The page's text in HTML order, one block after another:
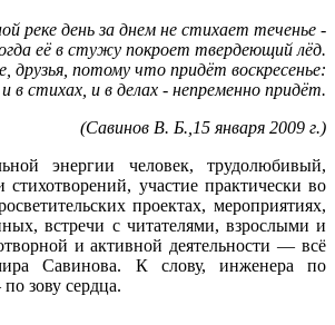
реке день за днем не стихает теченье -
её в стужу покроет твердеющий лёд.
друзья, потому что придёт воскресенье:
в стихах, и в делах - непременно придёт.
(Савинов В. Б.,15 января 2009 г.)
энергии человек, трудолюбивый,
участие практически во
проектах, мероприятиях,
встречи с читателями, взрослыми и
и активной деятельности — всё
Савинова. К слову, инженера по
зову сердца.